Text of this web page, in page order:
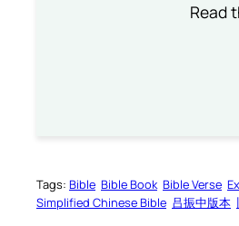
Read
Tags: Bible Bible Book Bible Verse
Simplified Chinese Bible 吕振中版本